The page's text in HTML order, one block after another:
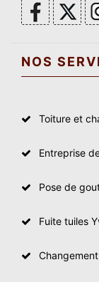
NOS
Toiture et
Entreprise
Pose de
Fuite tuiles